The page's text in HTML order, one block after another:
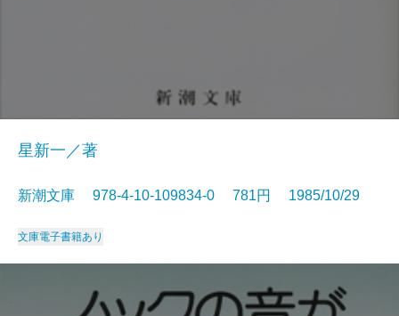
星新一／著
新潮文庫 978-4-10-109834-0 781円 1985/10/29
文庫電子書籍あり